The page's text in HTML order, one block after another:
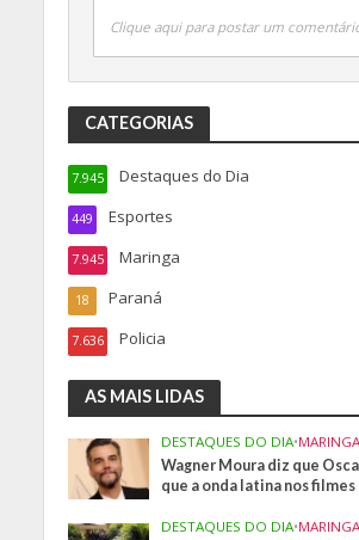
Clique aqui para postar um
CATEGORIAS
Destaques do Dia
7.945
Esportes
449
Maringa
7.945
Paraná
18
Policia
7.636
AS MAIS LIDAS
DESTAQUES DO DIA•
Wagner Moura diz que
que a onda latina nos filmes
DESTAQUES DO DIA•